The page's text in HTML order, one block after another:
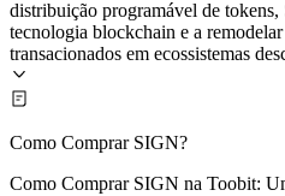
distribuição programável de tokens,
tecnologia blockchain e a
transacionados em ecossistemas
Como Comprar SIGN?
Como Comprar SIGN na Toobit: